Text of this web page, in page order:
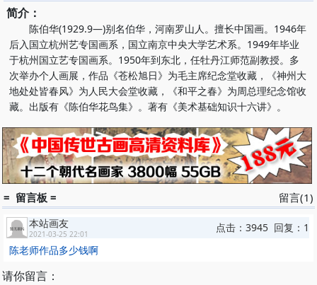
简介：
陈伯华(1929.9—)别名伯华，河南罗山人。擅长中国画。1946年
后入国立杭州艺专国画系，国立南京中央大学艺术系。1949年毕业
于杭州国立艺专国画系。1950年到东北，任牡丹江师范副教授。多
次举办个人画展，作品《苍松旭日》为毛主席纪念堂收藏，《神州大
地处处皆春风》为人民大会堂收藏，《和平之春》为周总理纪念馆收
藏。出版有《陈伯华花鸟集》。著有《美术基础知识十六讲》。
留言(1)
= 留言板 =
本站画友
2021-03-25 22:01
点击：3945 回复：1
陈老师作品多少钱啊
请你留言：